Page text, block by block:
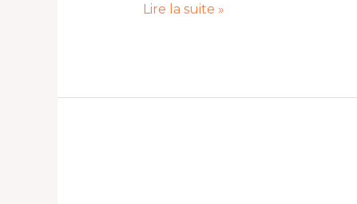
Lire la suite »